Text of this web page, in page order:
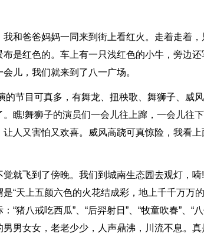
我和爸爸妈妈一同来到街上看红火。走着走着
是红色的。车上有一只浅红色的小牛，旁边还
儿，我们就来到了八一广场。
的节目可真多，有舞龙、扭秧歌、舞狮子、
。瞧!舞狮子的演员们一会儿往上蹿，一会儿往
让人又害怕又欢喜。威风高跷可真惊险，我看
觉就飞到了傍晚。我们到城南生态园去观灯，
“天上五颜六色的火花结成彩，地上千千万万
“猪八戒吃西瓜”、“后羿射日”、“牧童吹春”、
男男女女，老老少少，人声鼎沸，川流不息。